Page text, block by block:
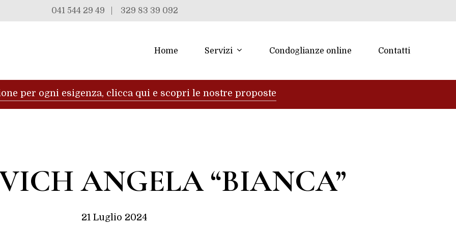
041 544 29 49 329 83 39 092
Home Servizi Condoglianze online Contatti
per ogni esigenza, clicca qui e scopri le nostre proposte
ANGELA “BIANCA”
21 Luglio 2024